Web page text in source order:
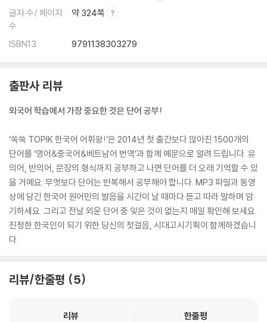
글자 수/ 페이지
수
약 324쪽
ISBN13 9791138303279
출판사 리뷰
외국어 학습에서 가장 중요한 것은 단어 공부!
‘쏙쏙 TOPIK 한국어 어휘왕!’은 2014년 첫 출간보다 많아진 1500개의
단어를 ‘영어&중국어&베트남어 번역’과 함께 예문으로 알려 드립니다. 유
의어, 반의어, 문장의 형식까지 공부하고 나면 단어를 더 오래 기억할 수 있
을 거예요. 무엇보다 단어는 반복해서 공부해야 합니다. MP3 파일과 동영
상에 담긴 한국어 원어민의 발음을 시간이 날 때마다 듣고 따라 말하며 암
기하세요. 그리고 전날 외운 단어 중 잊은 것이 없는지 매일 확인해 보세요.
진정한 한국인이 되기 위한 당신의 첫걸음, 시대고시기획이 함께하겠습니
다.
리뷰/한줄평 5
리뷰
한줄평